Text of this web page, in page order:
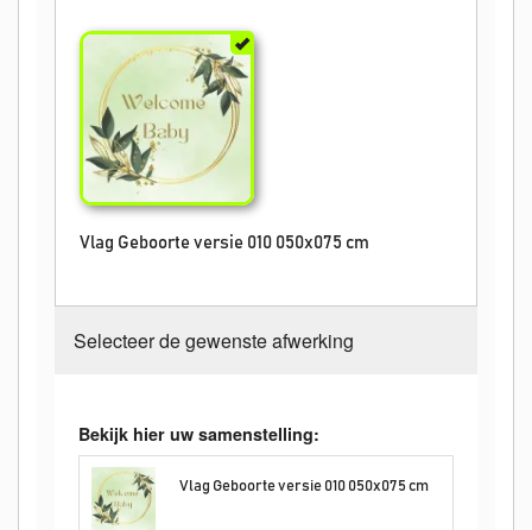
Vlag Geboorte versie 010 050x075 cm
Selecteer de gewenste afwerking
Bekijk hier uw samenstelling:
Vlag Geboorte versie 010 050x075 cm